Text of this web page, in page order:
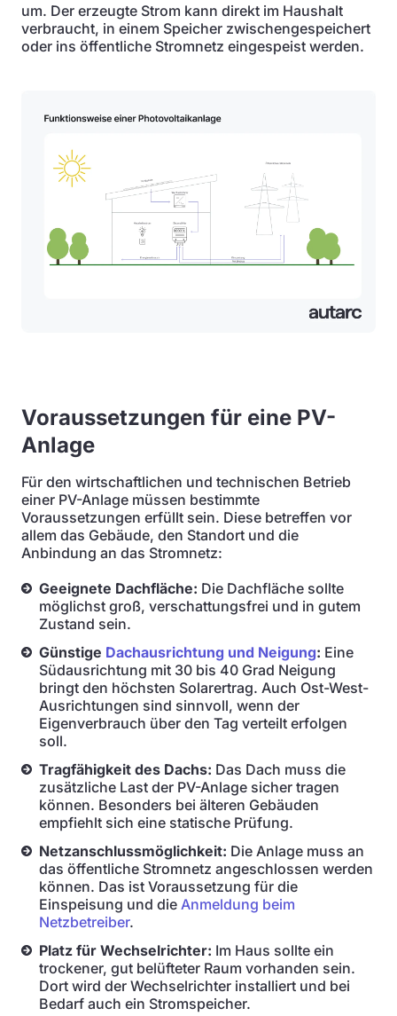
um. Der erzeugte Strom kann direkt im Haushalt
verbraucht, in einem Speicher zwischengespeichert
oder ins öffentliche Stromnetz eingespeist werden.
Voraussetzungen für eine PV-
Anlage
Für den wirtschaftlichen und technischen Betrieb
einer PV-Anlage müssen bestimmte
Voraussetzungen erfüllt sein. Diese betreffen vor
allem das Gebäude, den Standort und die
Anbindung an das Stromnetz:
Geeignete Dachfläche: Die Dachfläche sollte
möglichst groß, verschattungsfrei und in gutem
Zustand sein.
Günstige Dachausrichtung und Neigung: Eine
Südausrichtung mit 30 bis 40 Grad Neigung
bringt den höchsten Solarertrag. Auch Ost-West-
Ausrichtungen sind sinnvoll, wenn der
Eigenverbrauch über den Tag verteilt erfolgen
soll.
Tragfähigkeit des Dachs: Das Dach muss die
zusätzliche Last der PV-Anlage sicher tragen
können. Besonders bei älteren Gebäuden
empfiehlt sich eine statische Prüfung.
Netzanschlussmöglichkeit: Die Anlage muss an
das öffentliche Stromnetz angeschlossen werden
können. Das ist Voraussetzung für die
Einspeisung und die Anmeldung beim
Netzbetreiber.
Platz für Wechselrichter: Im Haus sollte ein
trockener, gut belüfteter Raum vorhanden sein.
Dort wird der Wechselrichter installiert und bei
Bedarf auch ein Stromspeicher.